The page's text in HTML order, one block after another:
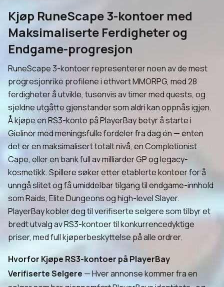
Kjøp RuneScape 3-kontoer med
Maksimaliserte Ferdigheter og
Endgame-progresjon
RuneScape 3-kontoer representerer noen av de mest
progresjonrike profilene i ethvert MMORPG, med 28
ferdigheter å utvikle, tusenvis av timer med quests, og
sjeldne utgåtte gjenstander som aldri kan oppnås igjen.
Å kjøpe en RS3-konto på PlayerBay betyr å starte i
Gielinor med meningsfulle fordeler fra dag én — enten
det er en maksimalisert totalt nivå, en Completionist
Cape, eller en bank full av milliarder GP og legacy-
kosmetikk. Spillere søker etter etablerte kontoer for å
unngå slitet og få umiddelbar tilgang til endgame-innhold
som Raids, Elite Dungeons og high-level Slayer.
PlayerBay kobler deg til verifiserte selgere som tilbyr et
bredt utvalg av RS3-kontoer til konkurrencedyktige
priser, med full kjøperbeskyttelse på alle ordrer.
Hvorfor Kjøpe RS3-kontoer på PlayerBay
Verifiserte Selgere — Hver annonse kommer fra en